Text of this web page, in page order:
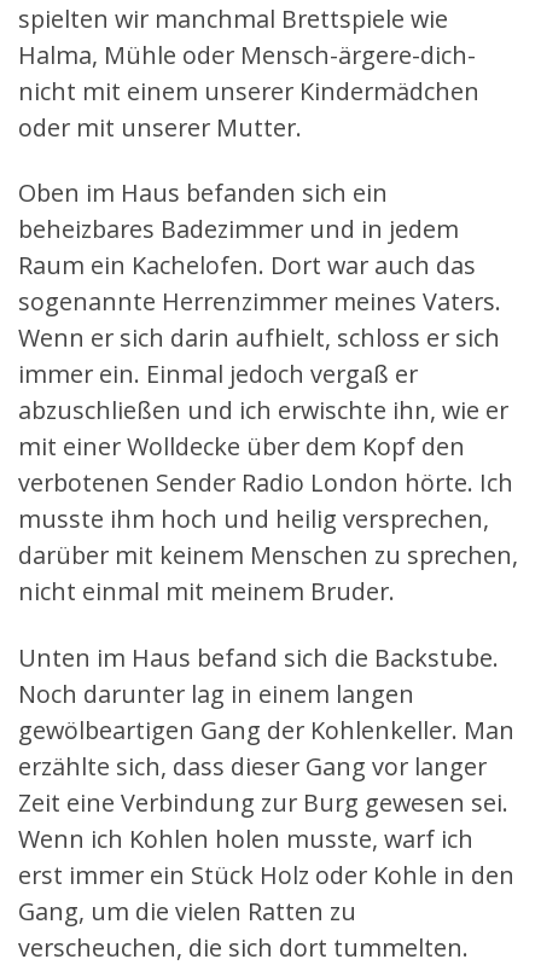
spielten wir manchmal Brettspiele wie
Halma, Mühle oder Mensch-ärgere-dich-
nicht mit einem unserer Kindermädchen
oder mit unserer Mutter.
Oben im Haus befanden sich ein
beheizbares Badezimmer und in jedem
Raum ein Kachelofen. Dort war auch das
sogenannte Herrenzimmer meines Vaters.
Wenn er sich darin aufhielt, schloss er sich
immer ein. Einmal jedoch vergaß er
abzuschließen und ich erwischte ihn, wie er
mit einer Wolldecke über dem Kopf den
verbotenen Sender Radio London hörte. Ich
musste ihm hoch und heilig versprechen,
darüber mit keinem Menschen zu sprechen,
nicht einmal mit meinem Bruder.
Unten im Haus befand sich die Backstube.
Noch darunter lag in einem langen
gewölbeartigen Gang der Kohlenkeller. Man
erzählte sich, dass dieser Gang vor langer
Zeit eine Verbindung zur Burg gewesen sei.
Wenn ich Kohlen holen musste, warf ich
erst immer ein Stück Holz oder Kohle in den
Gang, um die vielen Ratten zu
verscheuchen, die sich dort tummelten.